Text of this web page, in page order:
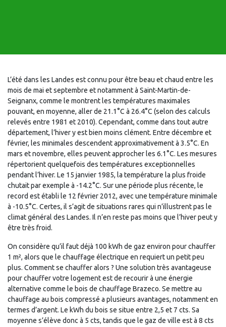
L’été dans les Landes est connu pour être beau et chaud entre les
mois de mai et septembre et notamment à Saint-Martin-de-
Seignanx, comme le montrent les températures maximales
pouvant, en moyenne, aller de 21.1°C à 26.4°C (selon des calculs
relevés entre 1981 et 2010). Cependant, comme dans tout autre
département, l’hiver y est bien moins clément. Entre décembre et
février, les minimales descendent approximativement à 3.5°C. En
mars et novembre, elles peuvent approcher les 6.1°C. Les mesures
répertorient quelquefois des températures exceptionnelles
pendant l’hiver. Le 15 janvier 1985, la température la plus froide
chutait par exemple à -14.2°C. Sur une période plus récente, le
record est établi le 12 février 2012, avec une température minimale
à -10.5°C. Certes, il s’agit de situations rares qui n’illustrent pas le
climat général des Landes. Il n’en reste pas moins que l’hiver peut y
être très froid.
On considère qu’il faut déjà 100 kWh de gaz environ pour chauffer
1 m², alors que le chauffage électrique en requiert un petit peu
plus. Comment se chauffer alors ? Une solution très avantageuse
pour chauffer votre logement est de recourir à une énergie
alternative comme le bois de chauffage Brazeco. Se mettre au
chauffage au bois compressé a plusieurs avantages, notamment en
termes d’argent. Le kWh du bois se situe entre 2,5 et 7 cts. Sa
moyenne s’élève donc à 5 cts, tandis que le gaz de ville est à 8 cts